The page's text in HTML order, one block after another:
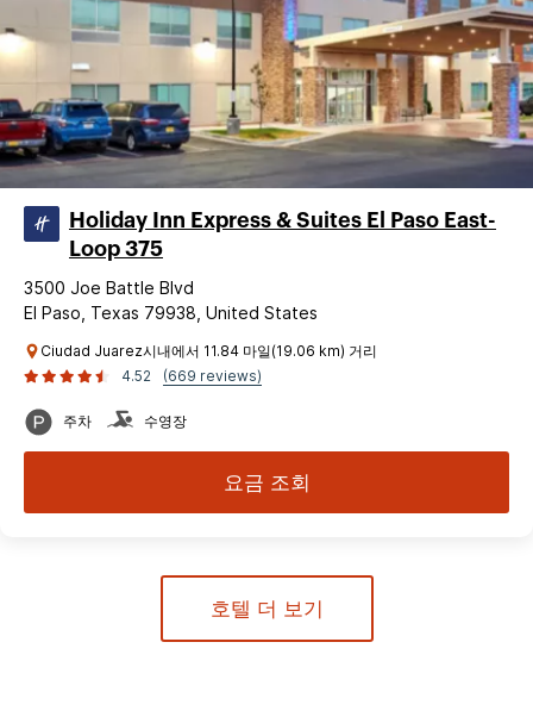
Holiday Inn Express & Suites El Paso East-
Loop 375
3500 Joe Battle Blvd
El Paso, Texas 79938, United States
Ciudad Juarez시내에서 11.84 마일(19.06 km) 거리
4.52
(669 reviews)
주차 수영장
요금 조회
호텔 더 보기